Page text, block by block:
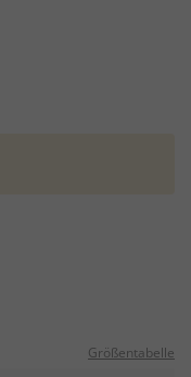
Größentabelle